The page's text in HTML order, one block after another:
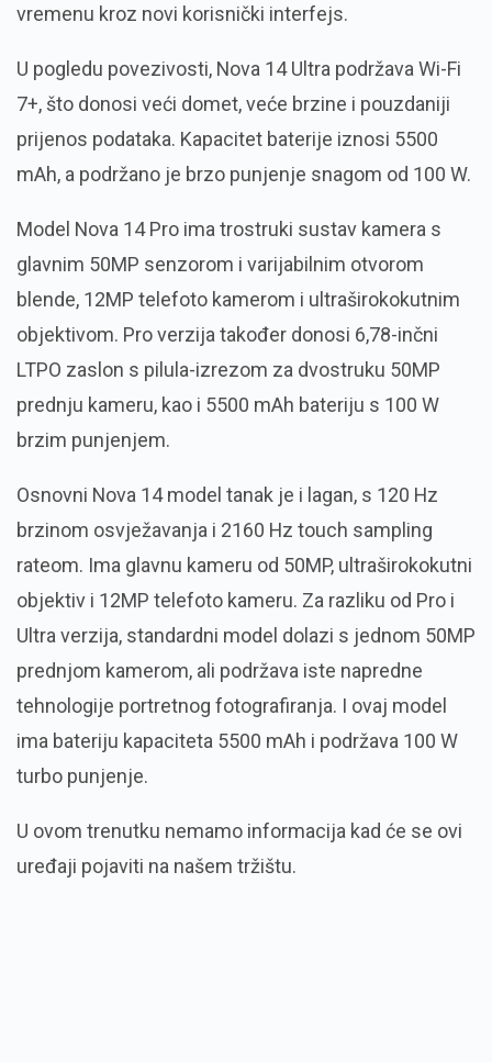
vremenu kroz novi korisnički interfejs.
U pogledu povezivosti, Nova 14 Ultra podržava Wi-Fi
7+, što donosi veći domet, veće brzine i pouzdaniji
prijenos podataka. Kapacitet baterije iznosi 5500
mAh, a podržano je brzo punjenje snagom od 100 W.
Model Nova 14 Pro ima trostruki sustav kamera s
glavnim 50MP senzorom i varijabilnim otvorom
blende, 12MP telefoto kamerom i ultraširokokutnim
objektivom. Pro verzija također donosi 6,78-inčni
LTPO zaslon s pilula-izrezom za dvostruku 50MP
prednju kameru, kao i 5500 mAh bateriju s 100 W
brzim punjenjem.
Osnovni Nova 14 model tanak je i lagan, s 120 Hz
brzinom osvježavanja i 2160 Hz touch sampling
rateom. Ima glavnu kameru od 50MP, ultraširokokutni
objektiv i 12MP telefoto kameru. Za razliku od Pro i
Ultra verzija, standardni model dolazi s jednom 50MP
prednjom kamerom, ali podržava iste napredne
tehnologije portretnog fotografiranja. I ovaj model
ima bateriju kapaciteta 5500 mAh i podržava 100 W
turbo punjenje.
U ovom trenutku nemamo informacija kad će se ovi
uređaji pojaviti na našem tržištu.